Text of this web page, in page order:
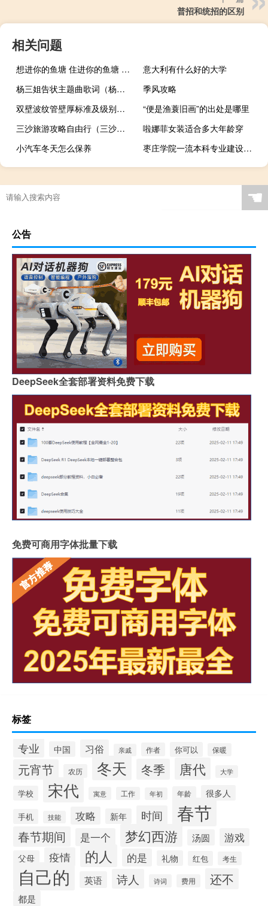
普招和统招的区别
相关问题
想进你的鱼塘 住进你的鱼塘 进鱼塘什么梗
意大利有什么好的大学
杨三姐告状主题曲歌词（杨三姐告状主题曲）
季风攻略
双壁波纹管壁厚标准及级别图片（双壁波纹管壁厚标准及级别）
“便是渔蓑旧画”的出处是哪里
三沙旅游攻略自由行（三沙旅游攻略）
啦娜菲女装适合多大年龄穿
小汽车冬天怎么保养
枣庄学院一流本科专业建设名单
☚
公告
DeepSeek全套部署资料免费下载
免费可商用字体批量下载
标签
专业 中国 习俗 亲戚 作者 你可以 保暖
元宵节 农历 冬天 冬季 唐代 大学
学校 宋代 寓意 工作 年初 年龄 很多人
手机 技能 攻略 新年 时间 春节
春节期间 是一个 梦幻西游 汤圆 游戏
父母 疫情 的人 的是 礼物 红包 考生
自己的 英语 诗人 诗词 费用 还不
都是